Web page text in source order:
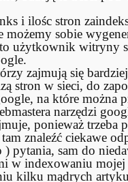
i ilośc stron
sobie
użytkownik witryny
zajmują się
stron w sieci, do
na które można
narzędzi
ponieważ trzeba
znaleźć ciekawe
pytania, sam do
w indexowaniu
kilku mądrych